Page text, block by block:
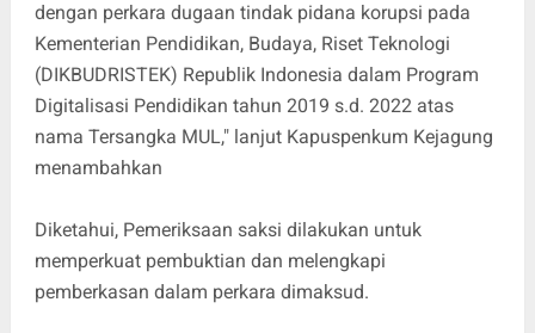
dengan perkara dugaan tindak pidana korupsi pada
Kementerian Pendidikan, Budaya, Riset Teknologi
(DIKBUDRISTEK) Republik Indonesia dalam Program
Digitalisasi Pendidikan tahun 2019 s.d. 2022 atas
nama Tersangka MUL," lanjut Kapuspenkum Kejagung
menambahkan
Diketahui, Pemeriksaan saksi dilakukan untuk
memperkuat pembuktian dan melengkapi
pemberkasan dalam perkara dimaksud.